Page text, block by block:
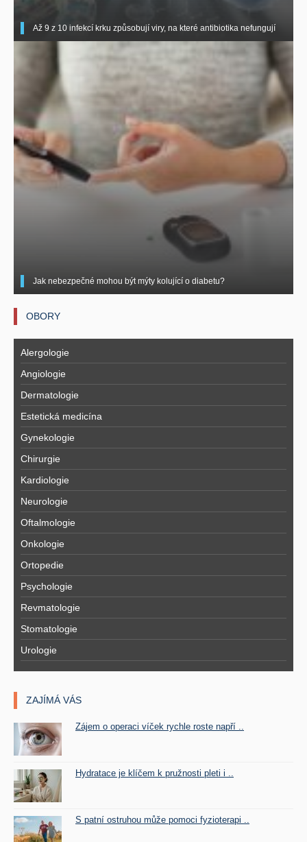
Až 9 z 10 infekcí krku způsobují viry, na které antibiotika nefungují
Jak nebezpečné mohou být mýty kolující o diabetu?
OBORY
Alergologie
Angiologie
Dermatologie
Estetická medicína
Gynekologie
Chirurgie
Kardiologie
Neurologie
Oftalmologie
Onkologie
Ortopedie
Psychologie
Revmatologie
Stomatologie
Urologie
ZAJÍMÁ VÁS
Zájem o operaci víček rychle roste napří ..
Hydratace je klíčem k pružnosti pleti i ..
S patní ostruhou může pomoci fyzioterapi ..